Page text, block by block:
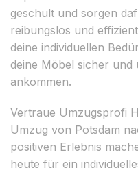
geschult und sorgen
reibungslos und
deine individuellen
deine Möbel sicher und
ankommen.
Vertraue Umzugsprofi
Umzug von Potsdam
positiven Erlebnis
heute für ein